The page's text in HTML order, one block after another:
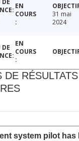
31 mai
2024
DE RÉSULTATS
system pilot has